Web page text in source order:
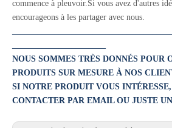
commence à pleuvoir.Si vous avez d'autres
encourageons à les partager avec nous.
NOUS SOMMES TRÈS DONNÉS POUR
PRODUITS SUR MESURE À NOS
SI NOTRE PRODUIT VOUS
CONTACTER PAR EMAIL OU JUSTE